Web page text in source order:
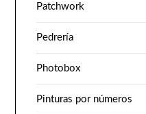
Patchwork
Pedrería
Photobox
Pinturas por números